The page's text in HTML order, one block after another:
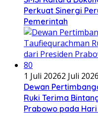
Perkuat Sinergi
Pemerintah
1 Juli 20262 Juli 2026
Dewan
Ruki Terima
Prabowo pada